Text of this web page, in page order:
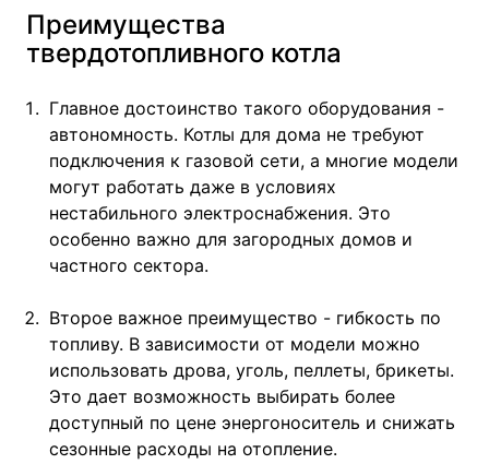
Преимущества
твердотопливного котла
Главное достоинство такого оборудования -
автономность. Котлы для дома не требуют
подключения к газовой сети, а многие модели
могут работать даже в условиях
нестабильного электроснабжения. Это
особенно важно для загородных домов и
частного сектора.
Второе важное преимущество - гибкость по
топливу. В зависимости от модели можно
использовать дрова, уголь, пеллеты, брикеты.
Это дает возможность выбирать более
доступный по цене энергоноситель и снижать
сезонные расходы на отопление.